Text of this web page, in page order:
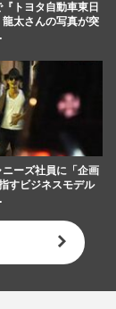
トヨタ自動車東日
太さんの写真が突
ーズ社員に「企画
すビジネスモデル